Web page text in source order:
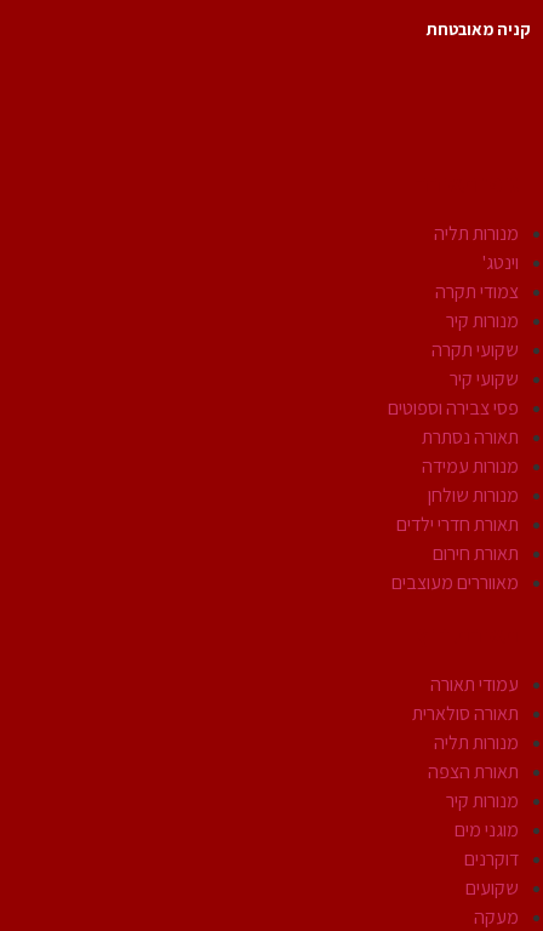
מאובטחת
מנורות תליה
וינטג'
צמודי תקרה
מנורות קיר
שקועי תקרה
שקועי קיר
פסי צבירה וספוטים
תאורה נסתרת
מנורות עמידה
מנורות שולחן
תאורת חדרי ילדים
תאורת חירום
מאווררים מעוצבים
עמודי תאורה
תאורה סולארית
מנורות תליה
תאורת הצפה
מנורות קיר
מוגני מים
דוקרנים
שקועים
מעקה